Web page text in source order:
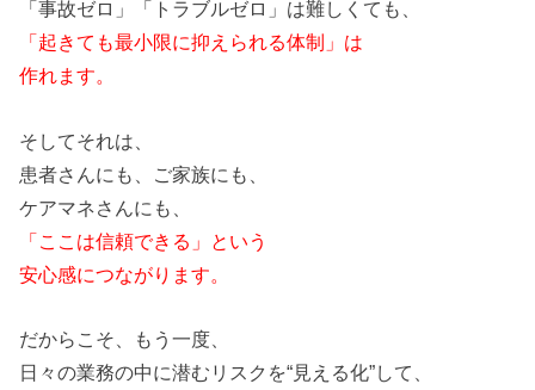
「事故ゼロ」「トラブルゼロ」は難しくても、
「起きても最小限に抑えられる体制」は
作れます。
そしてそれは、
患者さんにも、ご家族にも、
ケアマネさんにも、
「ここは信頼できる」という
安心感につながります。
だからこそ、もう一度、
日々の業務の中に潜むリスクを“見える化”して、